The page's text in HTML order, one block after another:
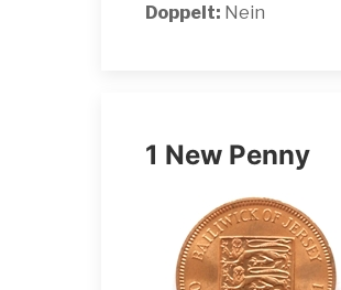
Doppelt: Nein
1 New Penny